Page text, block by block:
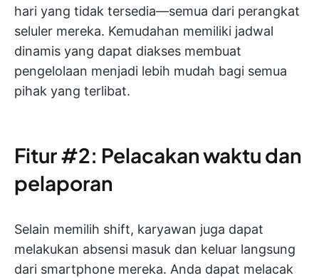
hari yang tidak tersedia—semua dari perangkat
seluler mereka. Kemudahan memiliki jadwal
dinamis yang dapat diakses membuat
pengelolaan menjadi lebih mudah bagi semua
pihak yang terlibat.
Fitur #2: Pelacakan waktu dan
pelaporan
Selain memilih shift, karyawan juga dapat
melakukan absensi masuk dan keluar langsung
dari smartphone mereka. Anda dapat melacak